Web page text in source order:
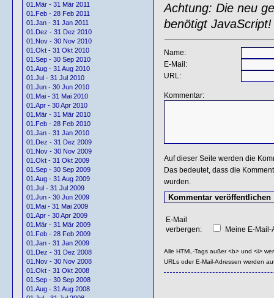
01.Mär - 31 Mär 2011
01.Feb - 28 Feb 2011
01.Jan - 31 Jan 2011
01.Dez - 31 Dez 2010
01.Nov - 30 Nov 2010
01.Okt - 31 Okt 2010
01.Sep - 30 Sep 2010
01.Aug - 31 Aug 2010
01.Jul - 31 Jul 2010
01.Jun - 30 Jun 2010
01.Mai - 31 Mai 2010
01.Apr - 30 Apr 2010
01.Mär - 31 Mär 2010
01.Feb - 28 Feb 2010
01.Jan - 31 Jan 2010
01.Dez - 31 Dez 2009
01.Nov - 30 Nov 2009
01.Okt - 31 Okt 2009
01.Sep - 30 Sep 2009
01.Aug - 31 Aug 2009
01.Jul - 31 Jul 2009
01.Jun - 30 Jun 2009
01.Mai - 31 Mai 2009
01.Apr - 30 Apr 2009
01.Mär - 31 Mär 2009
01.Feb - 28 Feb 2009
01.Jan - 31 Jan 2009
01.Dez - 31 Dez 2008
01.Nov - 30 Nov 2008
01.Okt - 31 Okt 2008
01.Sep - 30 Sep 2008
01.Aug - 31 Aug 2008
Achtung: Die neu
benötigt JavaScript!
Name:
E-Mail:
URL:
Kommentar:
Auf dieser Seite werden die
Das bedeutet, dass die
wurden.
E-Mail
verbergen:
Meine E-
Alle HTML-Tags außer <b> und <i>
URLs oder E-Mail-Adressen werden